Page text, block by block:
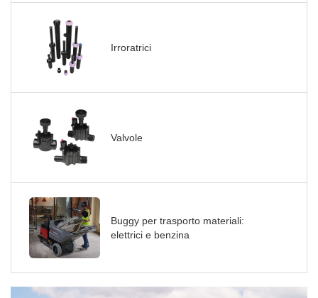
Irroratrici
Valvole
Buggy per trasporto materiali:
elettrici e benzina